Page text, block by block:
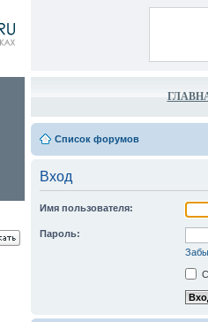
Список форумов
Вход
Имя пользователя:
Пароль: